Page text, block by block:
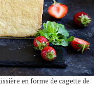
en forme de cagette de